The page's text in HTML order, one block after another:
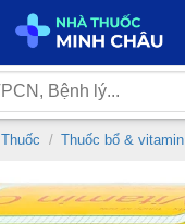
Thuốc / Thuốc bổ & vitamin